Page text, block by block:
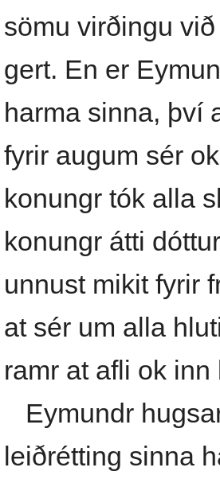
sömu virðingu
gert. En er
harma sinna, því
fyrir augum sér
konungr tók alla
konungr átti
unnust mikit fyrir
at sér um alla
ramr at afli ok
Eymundr
leiðrétting sinna